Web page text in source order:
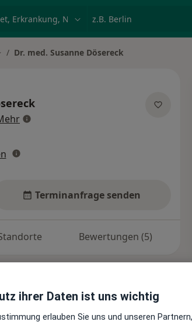
ändern
Dr. med. Susanne Dösereck
über Spezialisierungen
Terminanfrage senden
Bewertungen (5)
ihrer Daten ist uns wichtig
erlauben Sie uns und unseren